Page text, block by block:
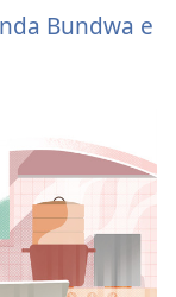
Bundwa e